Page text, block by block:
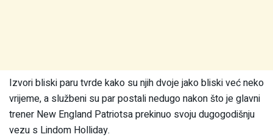
Izvori bliski paru tvrde kako su njih dvoje jako bliski već neko
vrijeme, a službeni su par postali nedugo nakon što je glavni
trener New England Patriotsa prekinuo svoju dugogodišnju
vezu s Lindom Holliday.